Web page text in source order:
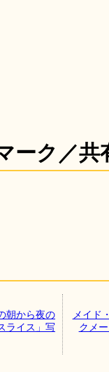
ーク／共
朝から夜の
ライス」写
メイド
クメ